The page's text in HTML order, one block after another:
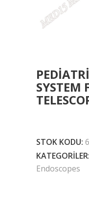
SYSTEM
STOK KODU:
KATEGORILER:
Endoscopes